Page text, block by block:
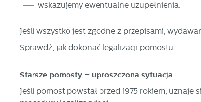
wskazujemy ewentualne uzupełnienia.
Jeśli wszystko jest zgodne z przepisami,
Sprawdź, jak dokonać legalizacji pomostu.
Starsze pomosty – uproszczona sytuacja.
Jeśli pomost powstał przed 1975 rokiem,